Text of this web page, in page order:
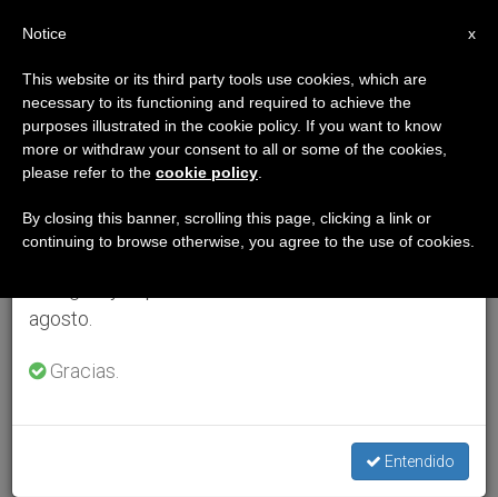
×
Aviso importante
Del 27 de julio al 7 de agosto haremos la pausa
anual, aprovechando que en el periodo de verano
se generan menos informaciones y también el
agosto.
Gracias.
Entendido
x
Notice
This website or its third party tools use cookies, which are
necessary to its functioning and required to achieve the
purposes illustrated in the cookie policy. If you want to know
more or withdraw your consent to all or some of the cookies,
please refer to the cookie policy
By closing this banner, scrolling this page, clicking a link or
continuing to browse otherwise, you agree to the use of cookies.